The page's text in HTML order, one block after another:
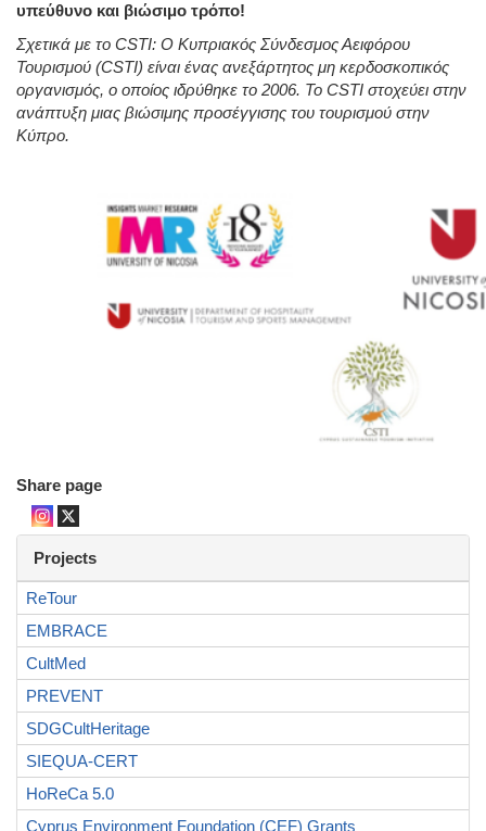
υπεύθυνο και βιώσιμο τρόπο!
Σχετικά με το CSTI: Ο Κυπριακός Σύνδεσμος Αειφόρου
Τουρισμού (CSTI) είναι ένας ανεξάρτητος μη κερδοσκοπικός
οργανισμός, ο οποίος ιδρύθηκε το 2006. Το CSTI στοχεύει στην
ανάπτυξη μιας βιώσιμης προσέγγισης του τουρισμού στην
Κύπρο.
Share page
Projects
ReTour
EMBRACE
CultMed
PREVENT
SDGCultHeritage
SIEQUA-CERT
HoReCa 5.0
Cyprus Environment Foundation (CEF) Grants